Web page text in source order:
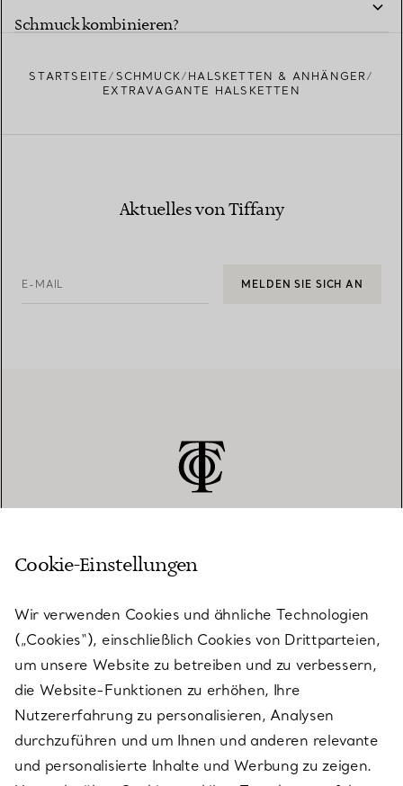
Schmuck kombinieren?
STARTSEITE SCHMUCK
HALSKETTEN & ANHÄNGER
EXTRAVAGANTE HALSKETTEN
Aktuelles von Tiffany
E-MAIL MELDEN SIE SICH AN
KUNDENSERVICE
SERVICES
ÜBER TIFFANY & CO.
Cookie-Einstellungen
Wir verwenden Cookies und ähnliche Technologien
(„Cookies“), einschließlich Cookies von Drittparteien,
um unsere Website zu betreiben und zu verbessern,
die Website-Funktionen zu erhöhen, Ihre
Nutzererfahrung zu personalisieren, Analysen
durchzuführen und um Ihnen und anderen relevante
und personalisierte Inhalte und Werbung zu zeigen.